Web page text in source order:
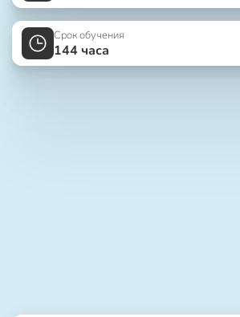
Срок обучения
144 часа